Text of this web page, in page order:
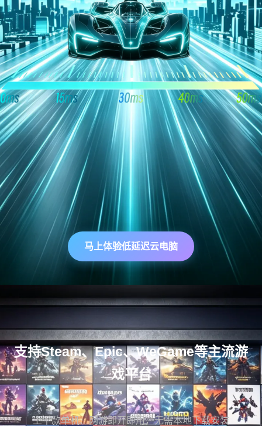
马上体验低延迟云电脑
支持Steam、Epic、WeGame等主流游
戏平台
上千款单机、网游即开即用，无需本地下载安装